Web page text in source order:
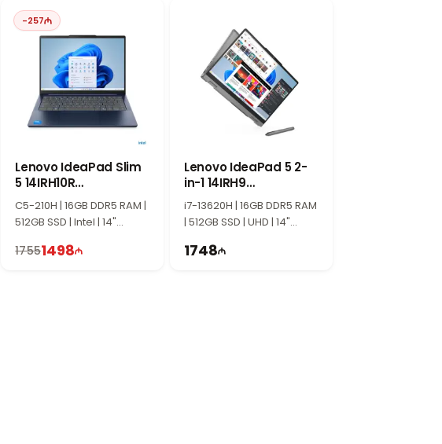
məmnun olarıq.
-257
Lenovo IdeaPad Slim
5 14IRH10R
83J0006MRK
C5-210H | 16GB DDR5 RAM |
512GB SSD | Intel | 14"
17551498
Lenovo IdeaPad 5 2-
in-1 14IRH9
83KX006VRK
i7-13620H | 16GB DDR5 RAM
| 512GB SSD | UHD | 14"
1748